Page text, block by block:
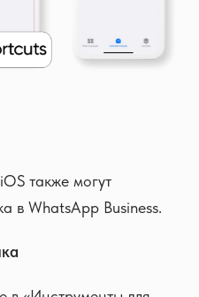
также могут
в WhatsApp Business.